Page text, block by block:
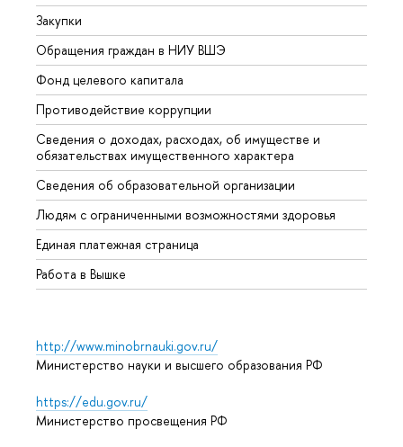
Закупки
Обращения граждан в НИУ ВШЭ
Фонд целевого капитала
Противодействие коррупции
Сведения о доходах, расходах, об имуществе и
обязательствах имущественного характера
Сведения об образовательной организации
Людям с ограниченными возможностями здоровья
Единая платежная страница
Работа в Вышке
http://www.minobrnauki.gov.ru/
Министерство науки и высшего образования РФ
https://edu.gov.ru/
Министерство просвещения РФ